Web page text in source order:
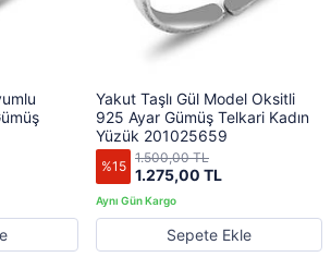
Yakut Taşlı Gül Model Oksitli
925 Ayar Gümüş Telkari Kadın
Yüzük 201025659
%15 1.275,00 TL
1.500,00 TL
Sepete Ekle